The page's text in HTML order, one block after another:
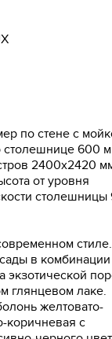
по стене с
столешнице 600
2400х2420
от уровня
столешницы
стиле.
в комбинации
экзотической
глянцевом лаке.
желтовато-
коричневая с